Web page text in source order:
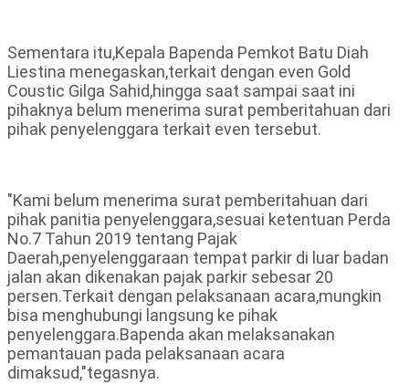
Sementara itu,Kepala Bapenda Pemkot Batu Diah
Liestina menegaskan,terkait dengan even Gold
Coustic Gilga Sahid,hingga saat sampai saat ini
pihaknya belum menerima surat pemberitahuan dari
pihak penyelenggara terkait even tersebut.
"Kami belum menerima surat pemberitahuan dari
pihak panitia penyelenggara,sesuai ketentuan Perda
No.7 Tahun 2019 tentang Pajak
Daerah,penyelenggaraan tempat parkir di luar badan
jalan akan dikenakan pajak parkir sebesar 20
persen.Terkait dengan pelaksanaan acara,mungkin
bisa menghubungi langsung ke pihak
penyelenggara.Bapenda akan melaksanakan
pemantauan pada pelaksanaan acara
dimaksud,"tegasnya.